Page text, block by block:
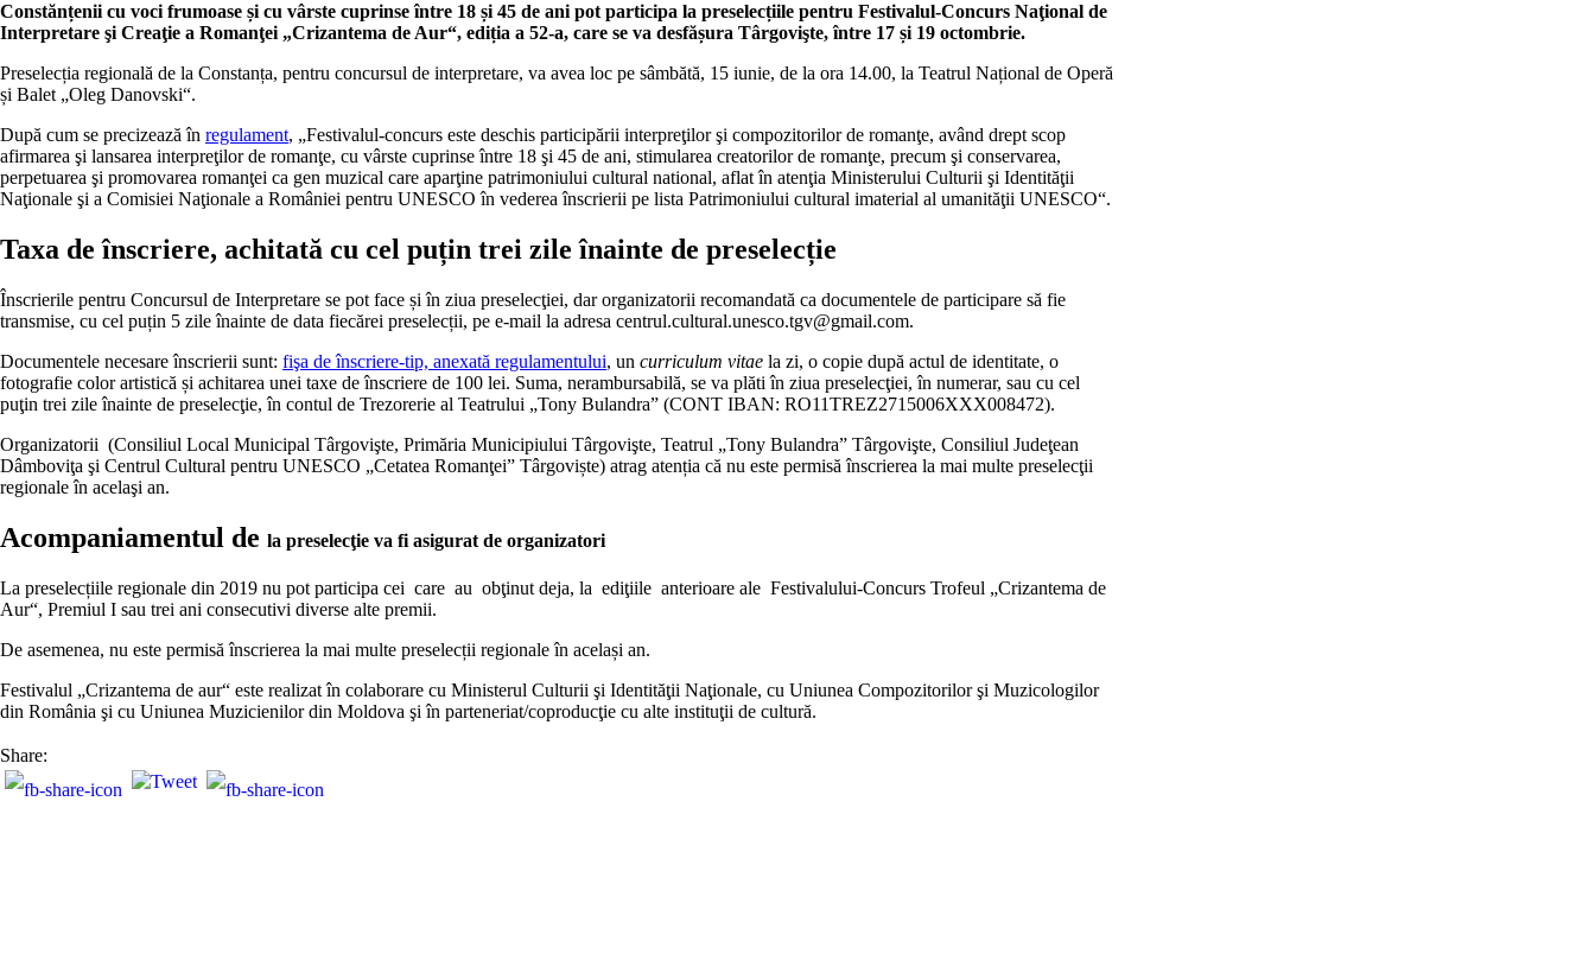
Constănțenii cu voci frumoase și cu vârste cuprinse între 18 și 45 de ani pot participa la preselecțiile pentru Festivalul-Concurs Naţional de
Interpretare şi Creaţie a Romanţei „Crizantema de Aur“, ediția a 52-a, care se va desfășura Târgovişte, între 17 și 19 octombrie.
Preselecția regională de la Constanța, pentru concursul de interpretare, va avea loc pe sâmbătă, 15 iunie, de la ora 14.00, la Teatrul Național de Operă
și Balet „Oleg Danovski“.
După cum se precizează în regulament, „Festivalul-concurs este deschis participării interpreţilor şi compozitorilor de romanţe, având drept scop
afirmarea şi lansarea interpreţilor de romanţe, cu vârste cuprinse între 18 şi 45 de ani, stimularea creatorilor de romanţe, precum şi conservarea,
perpetuarea şi promovarea romanţei ca gen muzical care aparţine patrimoniului cultural national, aflat în atenţia Ministerului Culturii şi Identităţii
Naţionale şi a Comisiei Naţionale a României pentru UNESCO în vederea înscrierii pe lista Patrimoniului cultural imaterial al umanităţii UNESCO“.
Taxa de înscriere, achitată cu cel puțin trei zile înainte de preselecție
Înscrierile pentru Concursul de Interpretare se pot face și în ziua preselecţiei, dar organizatorii recomandată ca documentele de participare să fie
transmise, cu cel puțin 5 zile înainte de data fiecărei preselecții, pe e-mail la adresa centrul.cultural.unesco.tgv@gmail.com.
Documentele necesare înscrierii sunt: fişa de înscriere-tip, anexată regulamentului, un curriculum vitae la zi, o copie după actul de identitate, o
fotografie color artistică și achitarea unei taxe de înscriere de 100 lei. Suma, nerambursabilă, se va plăti în ziua preselecţiei, în numerar, sau cu cel
puţin trei zile înainte de preselecţie, în contul de Trezorerie al Teatrului „Tony Bulandra” (CONT IBAN: RO11TREZ2715006XXX008472).
Organizatorii (Consiliul Local Municipal Târgovişte, Primăria Municipiului Târgovişte, Teatrul „Tony Bulandra” Târgovişte, Consiliul Judeţean
Dâmboviţa şi Centrul Cultural pentru UNESCO „Cetatea Romanţei” Târgoviște) atrag atenția că nu este permisă înscrierea la mai multe preselecţii
regionale în acelaşi an.
Acompaniamentul de la preselecţie va fi asigurat de organizatori
La preselecțiile regionale din 2019 nu pot participa cei care au obţinut deja, la ediţiile anterioare ale Festivalului-Concurs Trofeul „Crizantema de
Aur“, Premiul I sau trei ani consecutivi diverse alte premii.
De asemenea, nu este permisă înscrierea la mai multe preselecții regionale în același an.
Festivalul „Crizantema de aur“ este realizat în colaborare cu Ministerul Culturii şi Identităţii Naţionale, cu Uniunea Compozitorilor şi Muzicologilor
din România şi cu Uniunea Muzicienilor din Moldova şi în parteneriat/coproducţie cu alte instituţii de cultură.
Share: